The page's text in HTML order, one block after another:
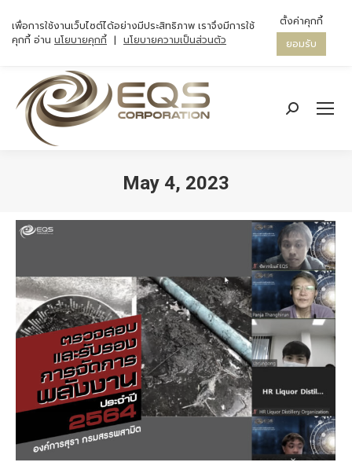
Search:
May 4, 2023
เพื่อการใช้งานเว็บไซต์ได้อย่างมีประสิทธิภาพ เราจึงมีการใช้
คุกกี้ อ่าน นโยบายคุกกี้ | นโยบายความเป็นส่วนตัว
ตั้งค่าคุกกี้
ยอมรับ